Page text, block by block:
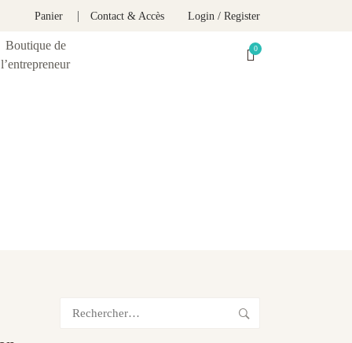
Panier Contact & Accès Login / Register
Boutique de
l’entrepreneur